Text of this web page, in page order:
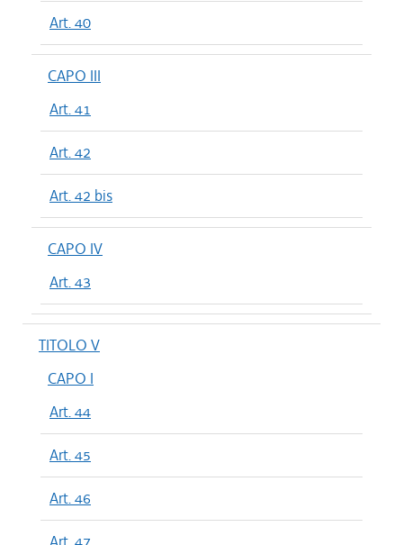
Art. 40
CAPO III
Art. 41
Art. 42
Art. 42 bis
CAPO IV
Art. 43
TITOLO V
CAPO I
Art. 44
Art. 45
Art. 46